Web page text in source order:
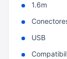
1.6m
USB